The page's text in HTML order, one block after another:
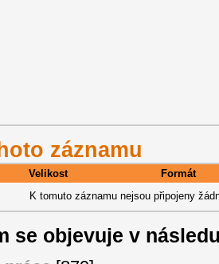
záznamu
Velikost
Formát
K tomuto záznamu nejsou připojeny
se objevuje v